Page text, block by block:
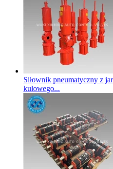
Siłownik pneumatyczny z
kulowego...